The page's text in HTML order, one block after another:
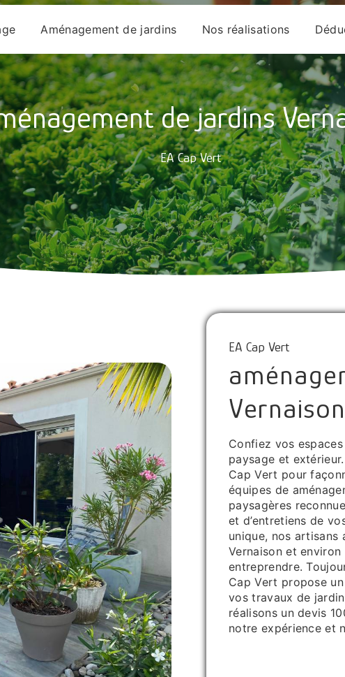
Aménagement de jardins Nos réalisations
de jardins
EA Cap Vert
EA Cap Vert
Vernaison
Confiez vos
paysage et
Cap Vert pour
équipes de
paysagères
et d’entretiens de
unique, nos artisans
Vernaison et
entreprendre.
Cap Vert propose
vos travaux de
réalisons un devis
notre expérience et